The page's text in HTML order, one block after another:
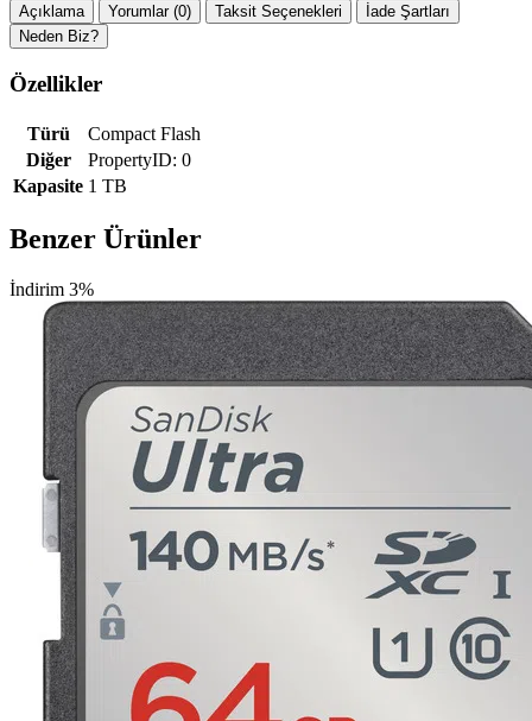
Açıklama Yorumlar (0) Taksit Seçenekleri
İade Şartları
Neden Biz?
Özellikler
Türü
Compact Flash
Diğer
PropertyID: 0
Kapasite 1 TB
Benzer Ürünler
İndirim 3%